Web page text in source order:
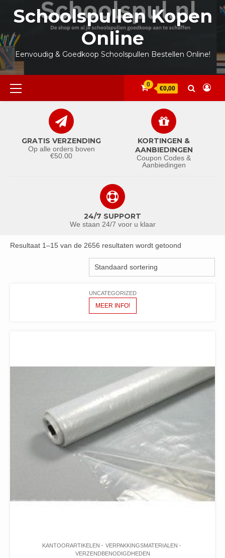
inhoud
Schoolspullen Kopen
Online
Eenvoudig & Goedkoop Schoolspullen Bestellen Online!
Primair
menu
0
€0,00
GRATIS VERZENDING
Op alle orders boven
€50.00
KORTINGEN &
AANBIEDINGEN
Coupon Codes &
Aanbiedingen
24/7 SUPPORT
We staan 24/7 voor u klaar
Resultaat 1–15 van de 2656 resultaten wordt getoond
UNCATEGORIZED
MEER INFO!
KANTOORARTIKELEN
VERPAKKINGSMATERIALEN
VERZENDBENODIGDHEDEN